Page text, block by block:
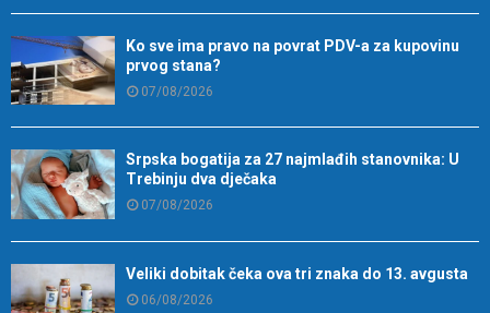
Ko sve ima pravo na povrat PDV-a za kupovinu
prvog stana?
07/08/2026
Srpska bogatija za 27 najmlađih stanovnika: U
Trebinju dva dječaka
07/08/2026
Veliki dobitak čeka ova tri znaka do 13. avgusta
06/08/2026